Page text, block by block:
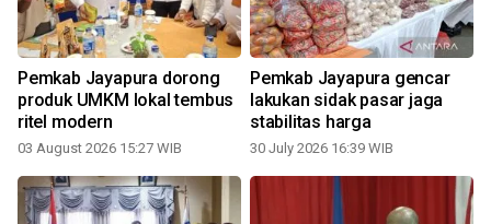
Pemkab Jayapura dorong
produk UMKM lokal tembus
ritel modern
03 August 2026 15:27 WIB
Pemkab Jayapura gencar
lakukan sidak pasar jaga
stabilitas harga
30 July 2026 16:39 WIB